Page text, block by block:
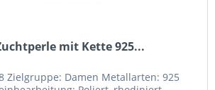
mit Kette 925...
Zielgruppe: Damen Metallarten: 925